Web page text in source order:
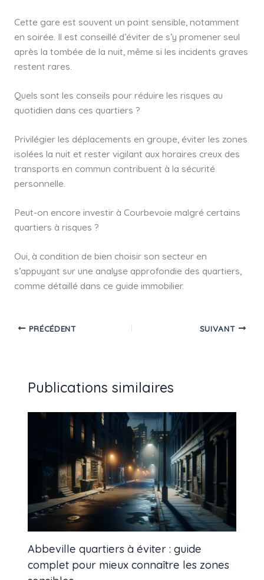
Cette gare est souvent un point sensible, notamment
en soirée. Il est conseillé d’éviter de s’y promener seul
après la tombée de la nuit, même si les incidents graves
restent rares.
Quels sont les conseils pour réduire les risques au
quotidien dans ces quartiers ?
Privilégier les déplacements en groupe, éviter les zones
isolées la nuit et rester vigilant aux horaires creux des
transports en commun contribuent à la sécurité
personnelle.
Peut-on encore investir à Courbevoie malgré certains
quartiers à risques ?
Oui, à condition de bien choisir son secteur en
s’appuyant sur une analyse approfondie des quartiers,
comme détaillé dans ce guide immobilier.
PRÉCÉDENT SUIVANT
Publications similaires
Abbeville quartiers à éviter : guide
complet pour mieux connaître les zones